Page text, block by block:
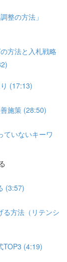
整の方法」
方法と入札戦略
(17:13)
施策 (28:50)
ていないキーワ
(3:57)
る方法（リテンシ
TOP3 (4:19)